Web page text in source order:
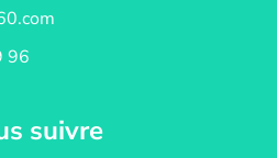
96
suivre